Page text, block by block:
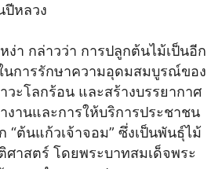
หลวง
ง่า กล่าวว่า การปลูกต้นไม้เป็นอีก
การรักษาความอุดมสมบูรณ์ของ
ะโลกร้อน และสร้างบรรยากาศ
งานและการให้บริการประชาชน
“ต้นแก้วเจ้าจอม” ซึ่งเป็นพันธุ์ไม้
าสตร์ โดยพระบาทสมเด็จพระ